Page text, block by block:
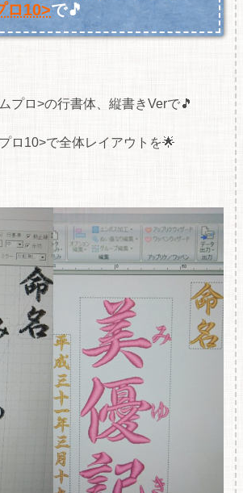
ロ10>で🎵
プロ>の行書体、縦書きVerで🎵
ロ10>で全体レイアウトを🌟